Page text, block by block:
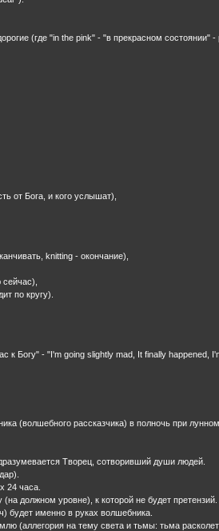
(где "in the pink" - "в прекрасном состоянии" -
от Бога, и кого услышат),
knitting - окончание),
по кругу).
Богу" - "I'm going slightly mad, It finally happened,
(волшебного рассказчика) в полночь при
Творец, сотворивший души людей.
24 часа.
должном уровне), к которой не будет претензий.
будет именно в руках волшебника.
(аллегория на тему света и тьмы: тьма